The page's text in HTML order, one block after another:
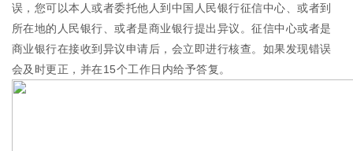
误，您可以本人或者委托他人到中国人民银行征信中心、或者到
所在地的人民银行、或者是商业银行提出异议。征信中心或者是
商业银行在接收到异议申请后，会立即进行核查。如果发现错误
会及时更正，并在15个工作日内给予答复。